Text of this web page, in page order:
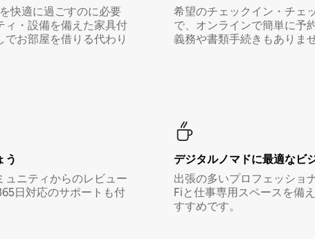
快適に過ごすのに必要
ィ・設備を備えた家具付
でお部屋を借りる代わり
希望のチェックイン・チェ
で、オンラインで簡単に予
義務や書類手続きもありま
う
ュニティからのレビュー
日対応のサポートも付
デジタルノマド⁠に最⁠適⁠なビ⁠
出張の多いプロフェッショ
Fiと仕事専用スペースを備
すすめです。